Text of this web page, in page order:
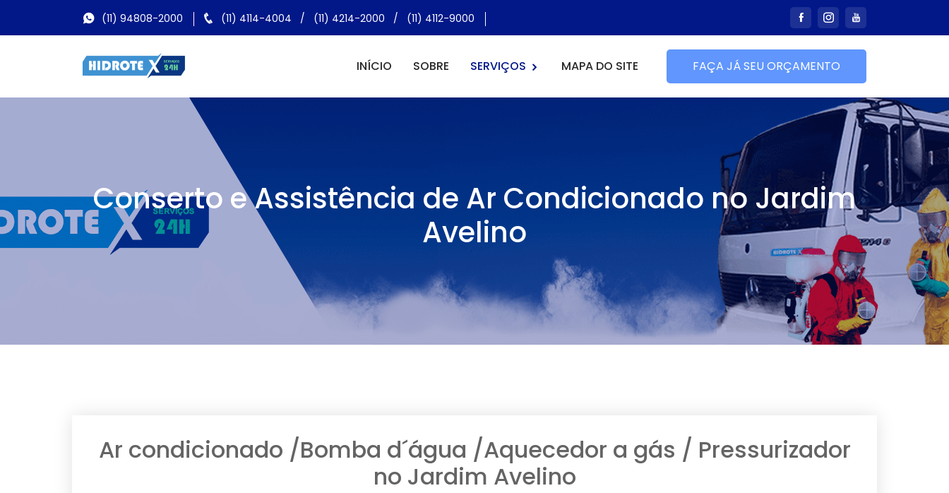
(11) 94808-2000 (11) 4114-4004 / (11) 4214-2000 / (11) 4112-9000
INÍCIO SOBRE SERVIÇOS MAPA DO SITE FAÇA JÁ SEU ORÇAMENTO
Conserto e Assistência de Ar Condicionado no Jardim
Avelino
Ar condicionado /Bomba d´água /Aquecedor a gás / Pressurizador
no Jardim Avelino